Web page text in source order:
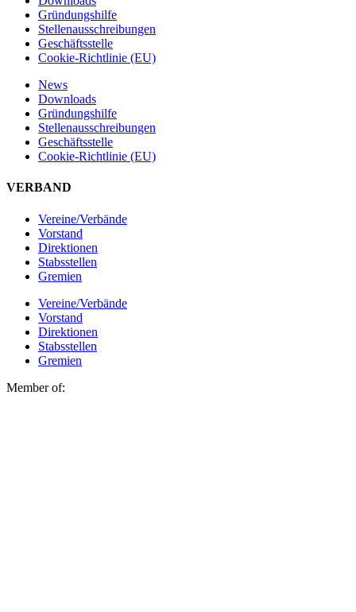
Gründungshilfe
Stellen­ausschreibungen
Geschäftsstelle
Cookie-Richtlinie (EU)
News
Downloads
Gründungshilfe
Stellen­ausschreibungen
Geschäftsstelle
Cookie-Richtlinie (EU)
VERBAND
Vereine/Verbände
Vorstand
Direktionen
Stabsstellen
Gremien
Vereine/Verbände
Vorstand
Direktionen
Stabsstellen
Gremien
Member of: